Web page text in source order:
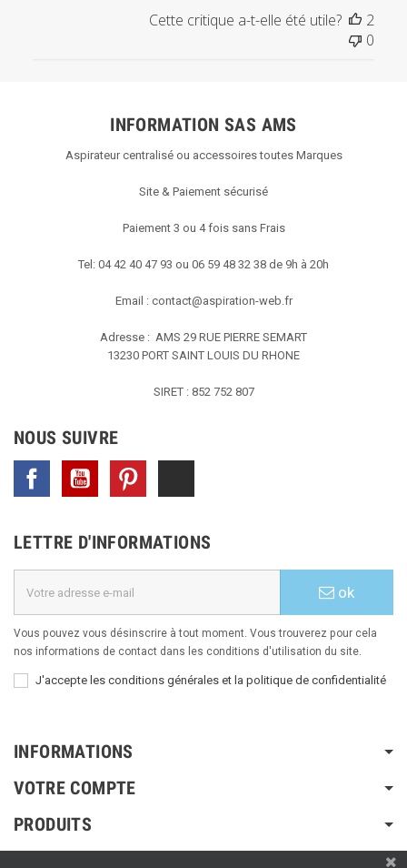
Cette critique a-t-elle été utile?
2
0
INFORMATION SAS AMS
Aspirateur centralisé ou accessoires toutes Marques
Site & Paiement sécurisé
Paiement 3 ou 4 fois sans Frais
Tel: 04 42 40 47 93 ou 06 59 48 32 38 de 9h à 20h
Email : contact@aspiration-web.fr
Adresse : AMS 29 RUE PIERRE SEMART
13230 PORT SAINT LOUIS DU RHONE
SIRET : 852 752 807
NOUS SUIVRE
Facebook YouTube
LETTRE D'INFORMATIONS
ok
Vous pouvez vous désinscrire à tout moment. Vous trouverez pour cela
nos informations de contact dans les conditions d'utilisation du site.
J'accepte les conditions générales et la politique de confidentialité
INFORMATIONS
VOTRE COMPTE
PRODUITS